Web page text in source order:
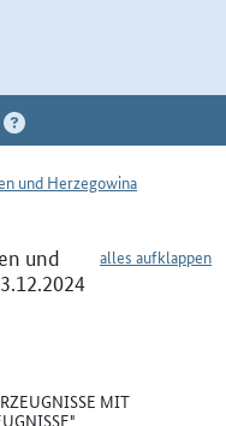
und Herzegowina
alles aufklappen
und
MIT